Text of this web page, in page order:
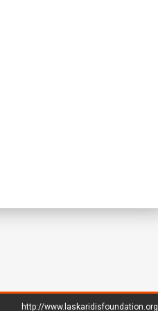
http://www.laskaridisfoundation.org